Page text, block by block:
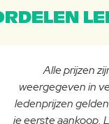
Alle prijzen
weergegeven in
ledenprijzen
je eerste aankoop.